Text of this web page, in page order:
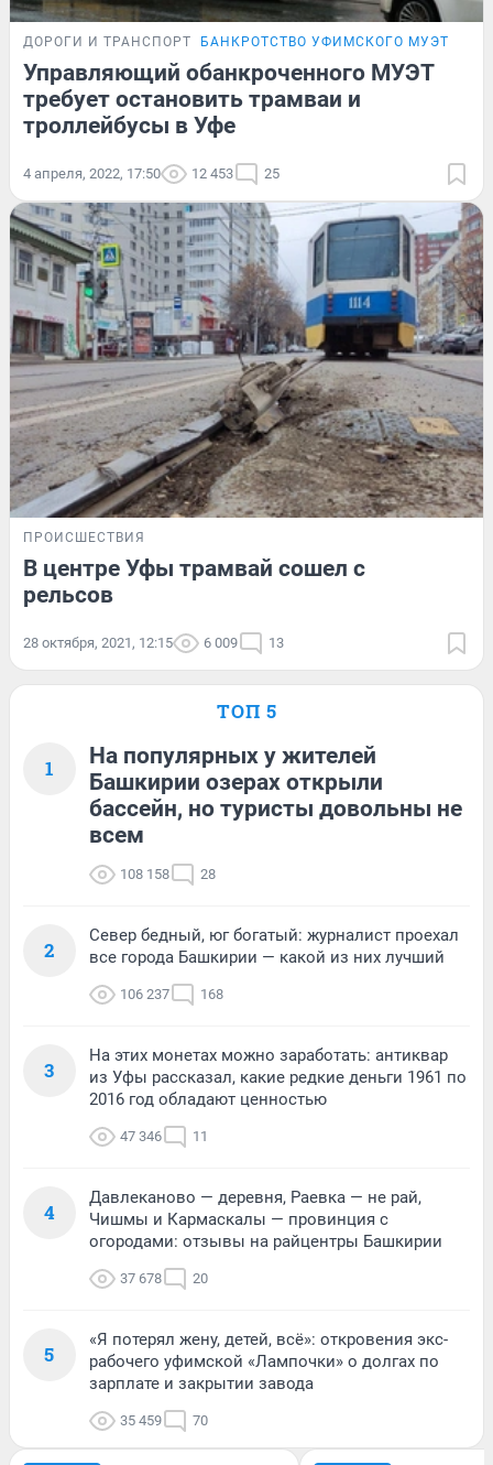
ДОРОГИ И ТРАНСПОРТ БАНКРОТСТВО УФИМСКОГО МУЭТ
Управляющий обанкроченного МУЭТ
требует остановить трамваи и
троллейбусы в Уфе
4 апреля, 2022, 17:50 12 453 25
ПРОИСШЕСТВИЯ
В центре Уфы трамвай сошел с
рельсов
28 октября, 2021, 12:15 6 009 13
ТОП 5
1
На популярных у жителей
Башкирии озерах открыли
бассейн, но туристы довольны не
всем
108 158 28
2
Север бедный, юг богатый: журналист проехал
все города Башкирии — какой из них лучший
106 237 168
3
На этих монетах можно заработать: антиквар
из Уфы рассказал, какие редкие деньги 1961 по
2016 год обладают ценностью
47 346 11
4
Давлеканово — деревня, Раевка — не рай,
Чишмы и Кармаскалы — провинция с
огородами: отзывы на райцентры Башкирии
37 678 20
5
«Я потерял жену, детей, всё»: откровения экс-
рабочего уфимской «Лампочки» о долгах по
зарплате и закрытии завода
35 459 70